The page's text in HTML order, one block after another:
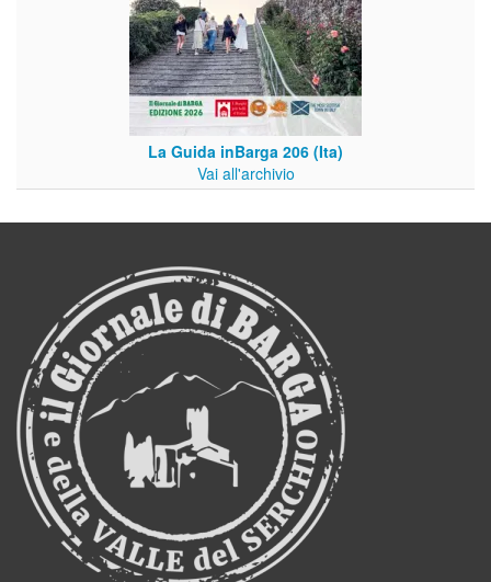
La Guida inBarga 206 (Ita)
Vai all'archivio